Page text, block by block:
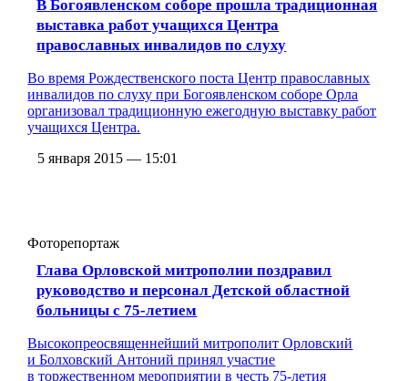
В Богоявленском соборе прошла традиционная
выставка работ учащихся Центра
православных инвалидов по слуху
Во время Рождественского поста Центр православных
инвалидов по слуху при Богоявленском соборе Орла
организовал традиционную ежегодную выставку работ
учащихся Центра.
5 января 2015 — 15:01
Фоторепортаж
Глава Орловской митрополии поздравил
руководство и персонал Детской областной
больницы с 75-летием
Высокопреосвященнейший митрополит Орловский
и Болховский Антоний принял участие
в торжественном мероприятии в честь 75-летия